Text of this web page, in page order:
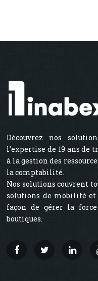
Découvrez nos
l'expertise de 19 ans de
à la gestion des
la comptabilité.
Nos solutions couvrent
solutions de mobilité
façon de gérer la
boutiques.